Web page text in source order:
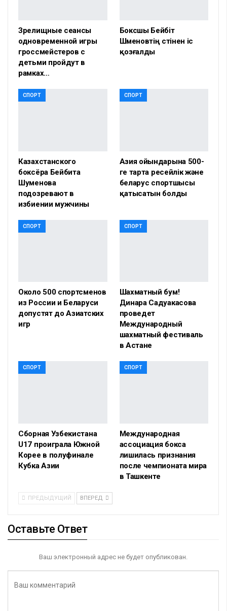
Зрелищные сеансы
одновременной игры
гроссмейстеров с
детьми пройдут в
рамках…
Боксшы Бейбіт
Шүменовтің үстінен іс
қозғалды
СПОРТ
Казахстанского
боксёра Бейбита
Шуменова
подозревают в
избиении мужчины
СПОРТ
Азия ойындарына 500-
ге тарта ресейлік және
беларус спортшысы
қатысатын болды
СПОРТ
Около 500 спортсменов
из России и Беларуси
допустят до Азиатских
игр
СПОРТ
Шахматный бум!
Динара Садуакасова
проведет
Международный
шахматный фестиваль
в Астане
СПОРТ
Сборная Узбекистана
U17 проиграла Южной
Корее в полуфинале
Кубка Азии
СПОРТ
Международная
ассоциация бокса
лишилась признания
после чемпионата мира
в Ташкенте
ПРЕДЫДУЩИЙ ВПЕРЕД
Оставьте Ответ
Ваш электронный адрес не будет опубликован.